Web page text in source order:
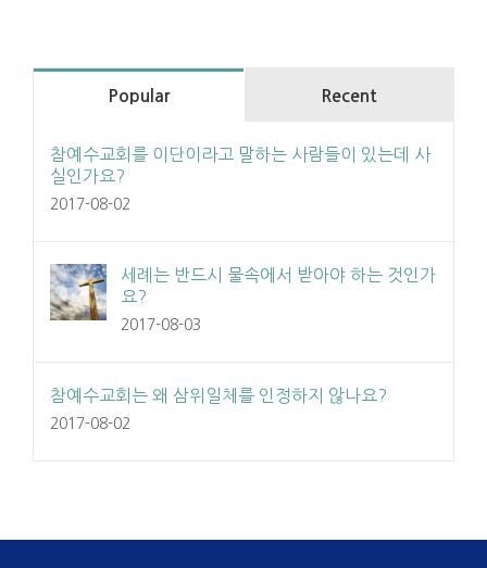
Popular Recent
참예수교회를 이단이라고 말하는 사람들이 있는데 사
실인가요?
2017-08-02
세례는 반드시 물속에서 받아야 하는 것인가
요?
2017-08-03
참예수교회는 왜 삼위일체를 인정하지 않나요?
2017-08-02